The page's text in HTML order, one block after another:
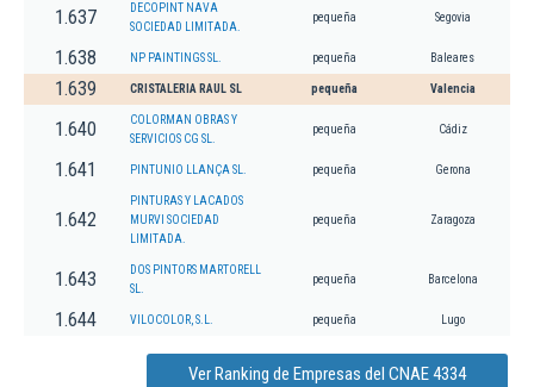
1.637
DECOPINT NAVA
SOCIEDAD LIMITADA.
pequeña Segovia
1.638 NP PAINTINGS SL. pequeña Baleares
1.639 CRISTALERIA RAUL SL pequeña Valencia
1.640
COLORMAN OBRAS Y
SERVICIOS CG SL.
pequeña Cádiz
1.641 PINTUNIO LLANÇA SL. pequeña Gerona
1.642
PINTURAS Y LACADOS
MURVI SOCIEDAD
LIMITADA.
pequeña Zaragoza
1.643
DOS PINTORS MARTORELL
SL.
pequeña Barcelona
1.644 VILOCOLOR, S.L. pequeña Lugo
Ver Ranking de Empresas del CNAE 4334